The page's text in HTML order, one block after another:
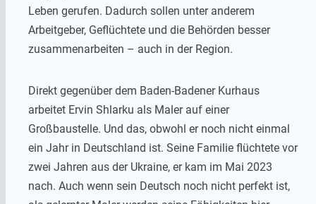
Leben gerufen. Dadurch sollen unter anderem
Arbeitgeber, Geflüchtete und die Behörden besser
zusammenarbeiten – auch in der Region.
Direkt gegenüber dem Baden-Badener Kurhaus
arbeitet Ervin Shlarku als Maler auf einer
Großbaustelle. Und das, obwohl er noch nicht einmal
ein Jahr in Deutschland ist. Seine Familie flüchtete vor
zwei Jahren aus der Ukraine, er kam im Mai 2023
nach. Auch wenn sein Deutsch noch nicht perfekt ist,